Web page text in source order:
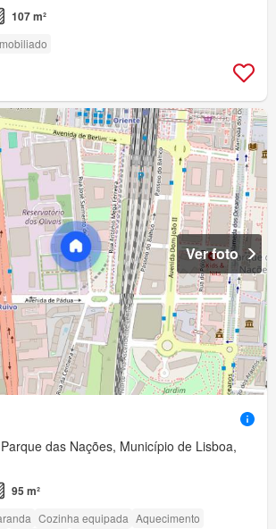
107 m²
Ver foto
das Nações, Município de Lisboa,
95 m²
Cozinha equipada Aquecimento